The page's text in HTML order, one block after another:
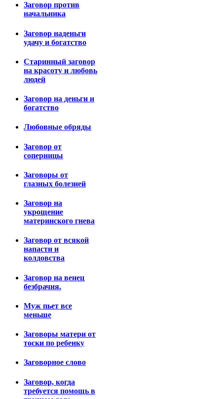
Заговор против
начальника
Заговор наденьги
удачу и богатство
Старинный заговор
на красоту и любовь
людей
Заговор на деньги и
богатство
Любовные обряды
Заговор от
соперницы
Заговоры от
глазных болезней
Заговор на
укрощение
материнского гнева
Заговор от всякой
напасти и
колдовства
Заговор на венец
безбрачия.
Муж пьет все
меньше
Заговоры матери от
тоски по ребенку
Заговорное слово
Заговор, когда
требуется помощь в